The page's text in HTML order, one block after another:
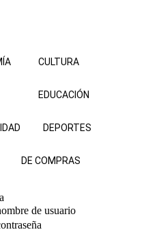
CULTURA
EDUCACIÓN
DEPORTES
DE COMPRAS
de usuario